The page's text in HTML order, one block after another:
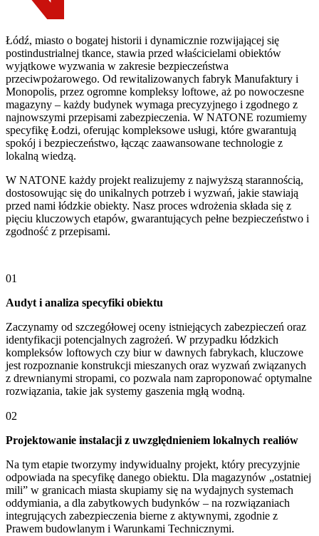
Łódź, miasto o bogatej historii i dynamicznie rozwijającej się
postindustrialnej tkance, stawia przed właścicielami obiektów
wyjątkowe wyzwania w zakresie bezpieczeństwa
przeciwpożarowego. Od rewitalizowanych fabryk Manufaktury i
Monopolis, przez ogromne kompleksy loftowe, aż po nowoczesne
magazyny – każdy budynek wymaga precyzyjnego i zgodnego z
najnowszymi przepisami zabezpieczenia. W NATONE rozumiemy
specyfikę Łodzi, oferując kompleksowe usługi, które gwarantują
spokój i bezpieczeństwo, łącząc zaawansowane technologie z
lokalną wiedzą.
W NATONE każdy projekt realizujemy z najwyższą starannością,
dostosowując się do unikalnych potrzeb i wyzwań, jakie stawiają
przed nami łódzkie obiekty. Nasz proces wdrożenia składa się z
pięciu kluczowych etapów, gwarantujących pełne bezpieczeństwo i
zgodność z przepisami.
01
Audyt i analiza specyfiki obiektu
Zaczynamy od szczegółowej oceny istniejących zabezpieczeń oraz
identyfikacji potencjalnych zagrożeń. W przypadku łódzkich
kompleksów loftowych czy biur w dawnych fabrykach, kluczowe
jest rozpoznanie konstrukcji mieszanych oraz wyzwań związanych
z drewnianymi stropami, co pozwala nam zaproponować optymalne
rozwiązania, takie jak systemy gaszenia mgłą wodną.
02
Projektowanie instalacji z uwzględnieniem lokalnych realiów
Na tym etapie tworzymy indywidualny projekt, który precyzyjnie
odpowiada na specyfikę danego obiektu. Dla magazynów „ostatniej
mili” w granicach miasta skupiamy się na wydajnych systemach
oddymiania, a dla zabytkowych budynków – na rozwiązaniach
integrujących zabezpieczenia bierne z aktywnymi, zgodnie z
Prawem budowlanym i Warunkami Technicznymi.